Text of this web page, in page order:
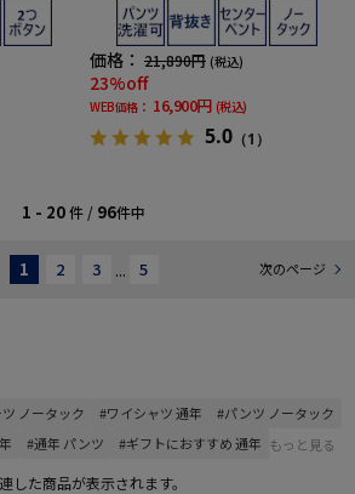
価格： 21,890円 (税込)
23%off
WEB価格： 16,900円 (税込)
5.0 （1）
1 - 20件 / 96件中
1 2 3 ... 5 次のページ
ノータック #ワイシャツ 通年
#パンツ ノータック
#通年 パンツ #ギフトにおすすめ 通年 もっと見る
た商品が表示されます。